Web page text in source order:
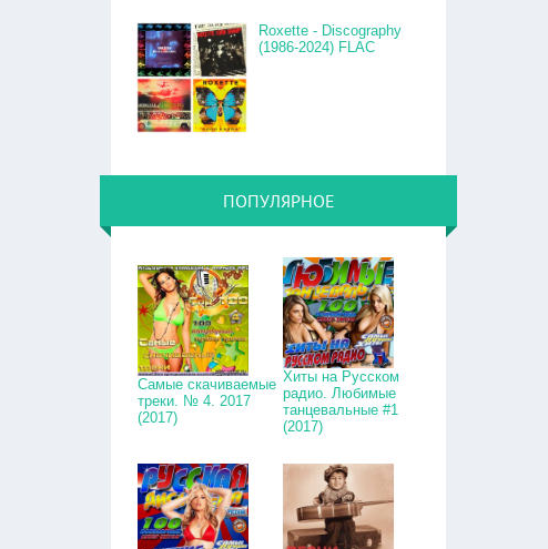
Roxette - Discography
(1986-2024) FLAC
ПОПУЛЯРНОЕ
Самые скачиваемые
треки. № 4. 2017
(2017)
Хиты на Русском
радио. Любимые
танцевальные #1
(2017)